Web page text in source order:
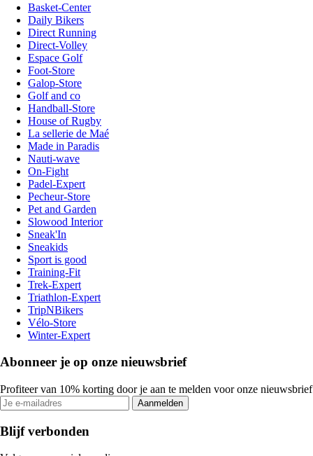
Basket-Center
Daily Bikers
Direct Running
Direct-Volley
Espace Golf
Foot-Store
Galop-Store
Golf and co
Handball-Store
House of Rugby
La sellerie de Maé
Made in Paradis
Nauti-wave
On-Fight
Padel-Expert
Pecheur-Store
Pet and Garden
Slowood Interior
Sneak'In
Sneakids
Sport is good
Training-Fit
Trek-Expert
Triathlon-Expert
TripNBikers
Vélo-Store
Winter-Expert
Abonneer je op onze nieuwsbrief
Profiteer van 10% korting door je aan te melden voor onze nieuwsbrief
Aanmelden
Blijf verbonden